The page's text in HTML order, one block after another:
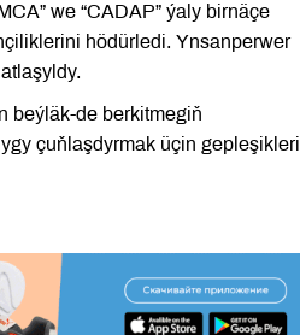
we “CADAP” ýaly birnäçe
hödürledi. Ynsanperwer
beýläk-de berkitmegiň
çuňlaşdyrmak üçin gepleşikleri